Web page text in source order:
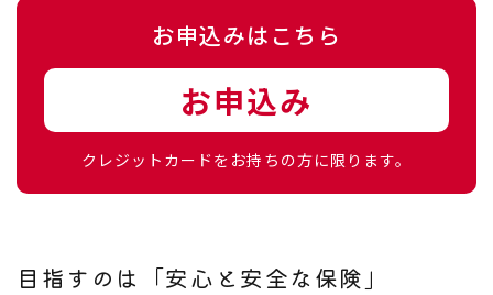
お申込みはこちら
お申込み
クレジットカードをお持ちの方に限ります。
目指すのは「安心と安全な保険」